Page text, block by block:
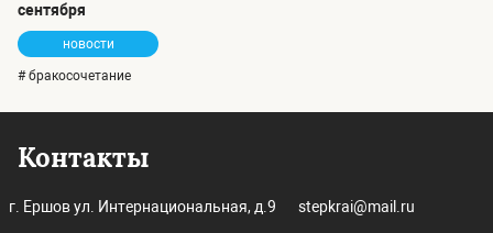
сентября
новости
# бракосочетание
Контакты
г. Ершов ул. Интернациональная, д.9 stepkrai@mail.ru